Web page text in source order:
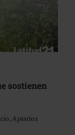
sostienen
Apiarios